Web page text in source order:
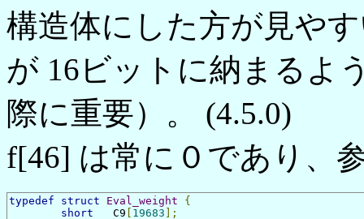
構造体にした方が見や
が 16ビットに納まるよ
際に重要）。 (4.5.0)
f[46] は常に０であり、
typedef struct Eval_weight
{
short
	C9
[ 19683 ];